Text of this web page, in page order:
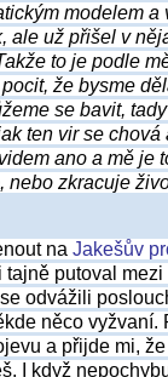
modelem a
ale už přišel v
to je podle
že bysme
se bavit,
ten vir se
ano a mě je
nebo zkracuje
na Jakešův
tajně putoval
odvážili
něco vyžvaní.
a přijde mi,
I když